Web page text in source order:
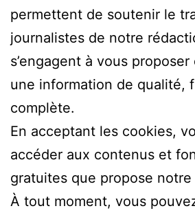
permettent de soutenir le
journalistes de notre
s’engagent à vous
une information de qualité,
complète.
En acceptant les cookies,
accéder aux contenus et
gratuites que propose notre
À tout moment, vous